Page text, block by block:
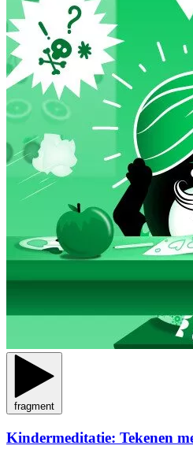
fragment
Kindermeditatie: Tekenen